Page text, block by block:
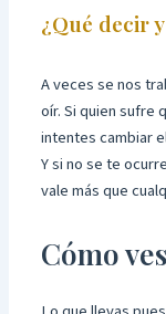
¿Qué decir
A veces se nos
oír. Si quien sufre
intentes cambiar
Y si no se te
vale más que
Cómo